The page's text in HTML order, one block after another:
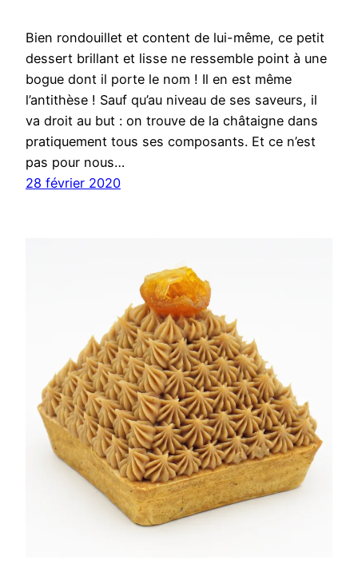
Bien rondouillet et content de lui-même, ce petit
dessert brillant et lisse ne ressemble point à une
bogue dont il porte le nom ! Il en est même
l’antithèse ! Sauf qu’au niveau de ses saveurs, il
va droit au but : on trouve de la châtaigne dans
pratiquement tous ses composants. Et ce n’est
pas pour nous…
28 février 2020